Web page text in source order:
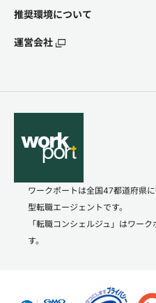
推奨環境について
運営会社
ワークポートは全国47都道府県
型転職エージェントです。
「転職コンシェルジュ」はワー
す。